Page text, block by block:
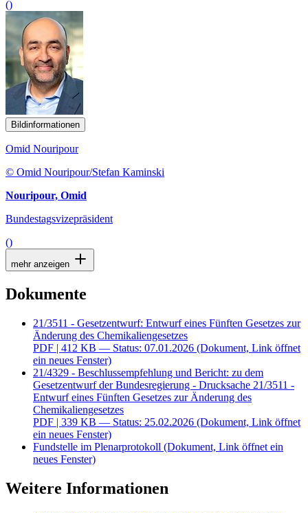
()
Bildinformationen
Omid Nouripour
© Omid Nouripour/Stefan Kaminski
Nouripour, Omid
Bundestagsvizepräsident
()
mehr anzeigen
Dokumente
21/3511 - Gesetzentwurf: Entwurf eines Fünften Gesetzes zur
Änderung des Chemikaliengesetzes
PDF | 412 KB — Status: 07.01.2026 (Dokument, Link öffnet
ein neues Fenster)
21/4329 - Beschlussempfehlung und Bericht: zu dem
Gesetzentwurf der Bundesregierung - Drucksache 21/3511 -
Entwurf eines Fünften Gesetzes zur Änderung des
Chemikaliengesetzes
PDF | 339 KB — Status: 25.02.2026 (Dokument, Link öffnet
ein neues Fenster)
Fundstelle im Plenarprotokoll (Dokument, Link öffnet ein
neues Fenster)
Weitere Informationen